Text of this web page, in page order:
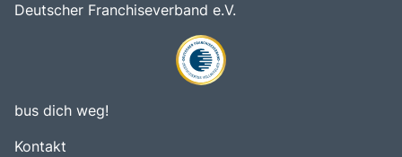
Deutscher Franchiseverband e.V.
bus dich weg!
Kontakt